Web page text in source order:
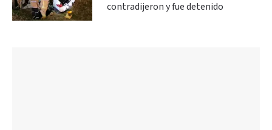
contradijeron y fue detenido